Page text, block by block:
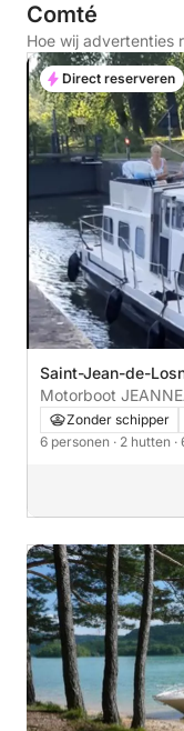
Comté
Hoe wij advertenties
Saint-Jean-de-
Motorboot
(Agrément) 30pk
Zonder schipper
6 personen · 2 hutten
Direct reserveren